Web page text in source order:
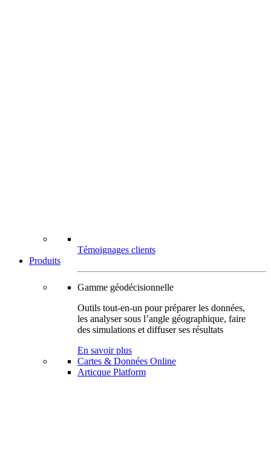
Témoignages clients
Produits
Gamme géodécisionnelle
Outils tout-en-un pour préparer les données,
les analyser sous l’angle géographique, faire
des simulations et diffuser ses résultats
En savoir plus
Cartes & Données Online
Articque Platform